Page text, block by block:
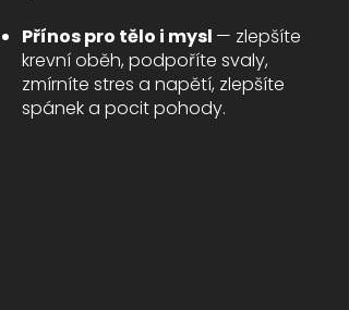
Přínos pro tělo i mysl — zlepšíte
krevní oběh, podpoříte svaly,
zmírníte stres a napětí, zlepšíte
spánek a pocit pohody.